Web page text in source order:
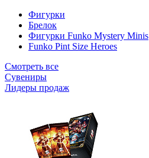
Фигурки
Брелок
Фигурки Funko Mystery Minis
Funko Pint Size Heroes
Смотреть все
Сувениры
Лидеры продаж